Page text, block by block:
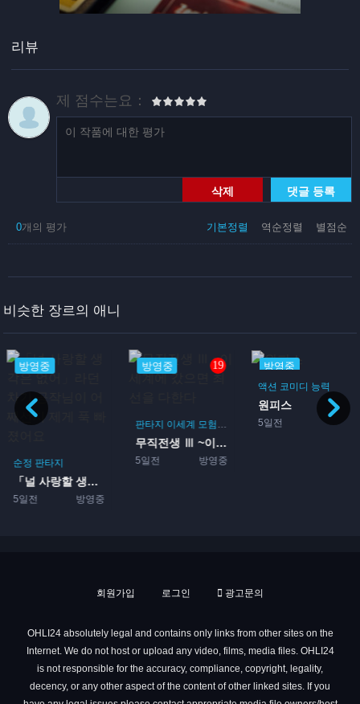
리뷰
제 점수는요：
삭제 댓글 등록
기본정렬 역순정렬 별점순
0개의 평가
비슷한 장르의 애니
방영중
순정 판타지
「널 사랑할 생각은 없어」라...
5일전 방영중
방영중 19
판타지 이세계 모험 액션 먼치킨 마법사
무직전생 Ⅲ ~이세계에 갔으...
5일전 방영중
방영중
액션 코미디 능력
원피스
5일전
회원가입 로그인 광고문의
OHLI24 absolutely legal and contains only links from other sites on the
Internet. We do not host or upload any video, films, media files. OHLI24
is not responsible for the accuracy, compliance, copyright, legality,
decency, or any other aspect of the content of other linked sites. If you